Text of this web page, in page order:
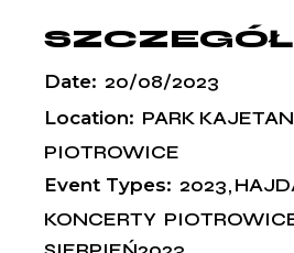
Date: 20/08/2023
Location: PARK
PIOTROWICE
Event Types: 2023
KONCERTY